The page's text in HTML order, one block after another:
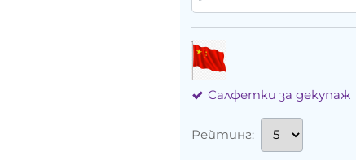
Салфетки за декупаж
Рейтинг: